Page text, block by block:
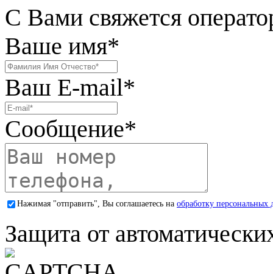
С Вами свяжется
Ваше имя*
Ваш E-mail*
Сообщение*
Нажимая "отправить", Вы соглашаетесь на обработку персональных
Защита от